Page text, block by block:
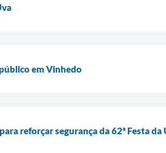
em Vinhedo
reforçar segurança da 62ª Festa da